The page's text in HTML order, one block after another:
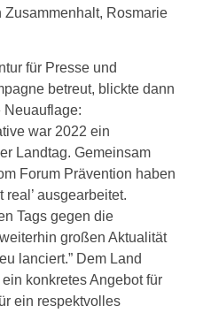
Zusammenhalt, Rosmarie
für Presse und
betreut, blickte dann
Neuauflage:
war 2022 ein
Landtag. Gemeinsam
Forum Prävention haben
ausgearbeitet.
Tags gegen die
großen Aktualität
lanciert.” Dem Land
konkretes Angebot für
ein respektvolles